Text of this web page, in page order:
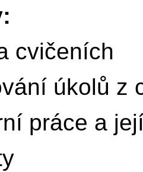
cvičeních
úkolů z
práce a